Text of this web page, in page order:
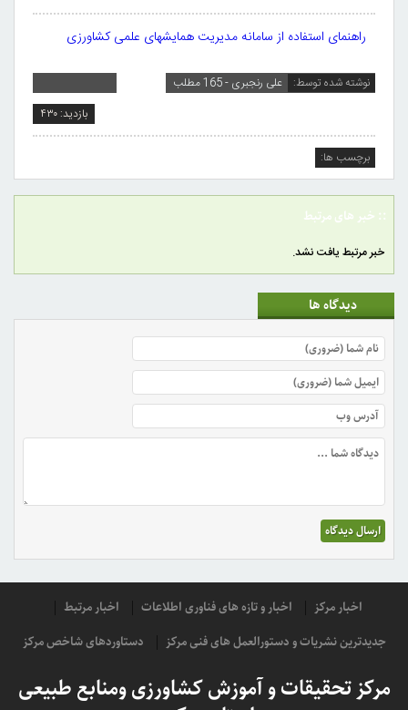
راهنمای استفاده از سامانه مدیریت همایشهای علمی کشاورزی
نوشته شده توسط:
علی رنجبری - 165 مطلب
بازدید: ۴۳۰
برچسب ها:
:: خبر های مرتبط
خبر مرتبط یافت نشد.
دیدگاه ها
اخبار مرکز اخبار و تازه های فناوری اطلاعات
اخبار مرتبط
جدیدترین نشریات و دستورالعمل های فنی مرکز
دستاوردهای شاخص مرکز
مرکز تحقیقات و آموزش کشاورزی ومنابع طبیعی